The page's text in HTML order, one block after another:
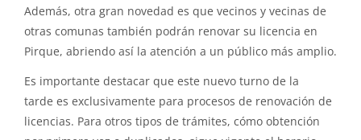
Además, otra gran novedad es que vecinos y vecinas de
otras comunas también podrán renovar su licencia en
Pirque, abriendo así la atención a un público más amplio.
Es importante destacar que este nuevo turno de la
tarde es exclusivamente para procesos de renovación de
licencias. Para otros tipos de trámites, cómo obtención